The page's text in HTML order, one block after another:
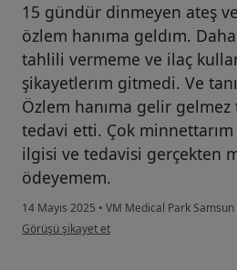
15 gündür dinmeyen ateş
özlem hanıma geldım.
tahlili vermeme ve ilaç
şikayetlerım gitmedi. Ve
Özlem hanıma gelir gelmez
tedavi etti. Çok
ilgisi ve tedavisi gerçekten
ödeyemem.
14 Mayıs 2025 • VM Medical Park
kullanıcının görüşüne göre şe...
Görüşü şikayet et